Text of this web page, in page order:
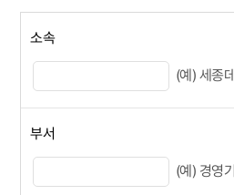
소속
(예) 세종
부서
(예) 경영